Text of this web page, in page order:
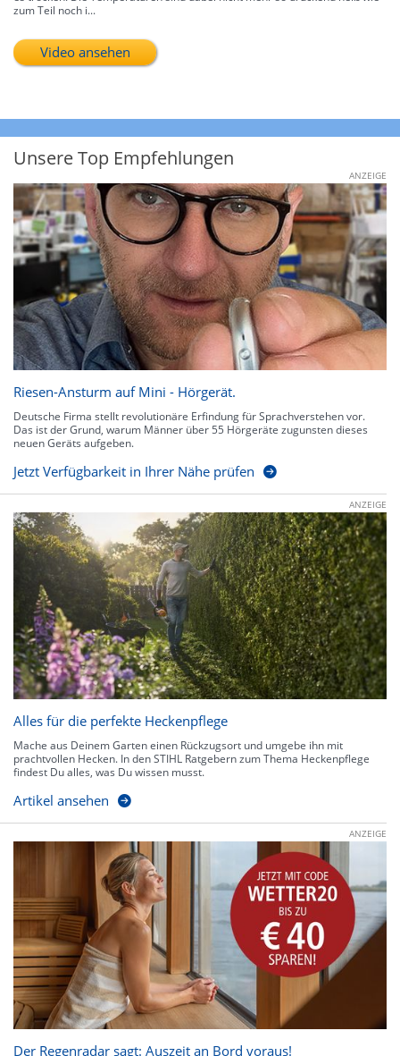
zum Teil noch i...
Video ansehen
Unsere Top Empfehlungen
ANZEIGE
Riesen-Ansturm auf Mini - Hörgerät.
Deutsche Firma stellt revolutionäre Erfindung für Sprachverstehen vor.
Das ist der Grund, warum Männer über 55 Hörgeräte zugunsten dieses
neuen Geräts aufgeben.
Jetzt Verfügbarkeit in Ihrer Nähe prüfen
ANZEIGE
Alles für die perfekte Heckenpflege
Mache aus Deinem Garten einen Rückzugsort und umgebe ihn mit
prachtvollen Hecken. In den STIHL Ratgebern zum Thema Heckenpflege
findest Du alles, was Du wissen musst.
Artikel ansehen
ANZEIGE
Der Regenradar sagt: Auszeit an Bord voraus!